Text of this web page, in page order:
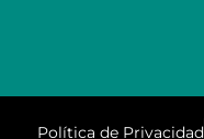
Política de Privacidad